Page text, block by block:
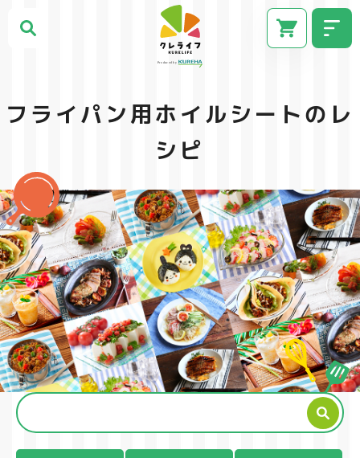
CM
製
フライパン用ホイルシートのレ
シピ